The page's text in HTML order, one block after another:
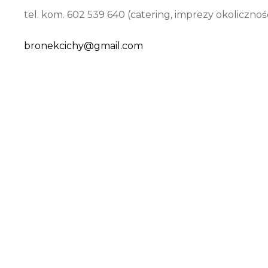
tel. kom. 602 539 640 (catering, imprezy
bronekcichy@gmail.com